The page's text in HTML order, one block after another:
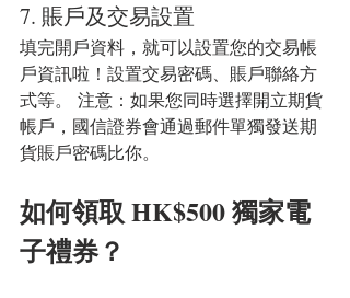
7. 賬戶及交易設置
填完開戶資料，就可以設置您的交易帳
戶資訊啦！設置交易密碼、賬戶聯絡方
式等。 注意：如果您同時選擇開立期貨
帳戶，國信證券會通過郵件單獨發送期
貨賬戶密碼比你。
如何領取 HK$500 獨家電
子禮券？